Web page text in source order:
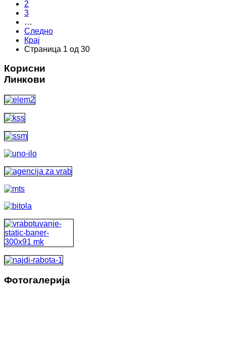
2
3
…
Следно
Крај
Страница 1 од 30
Корисни
Линкови
Фотогалерија